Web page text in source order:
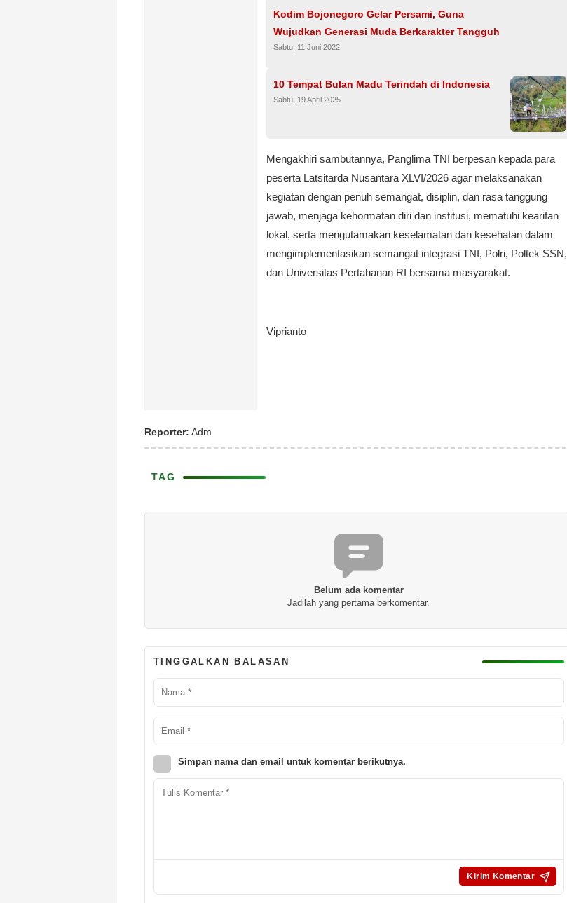
Kodim Bojonegoro Gelar Persami, Guna
Wujudkan Generasi Muda Berkarakter Tangguh
Sabtu, 11 Juni 2022
10 Tempat Bulan Madu Terindah di Indonesia
Sabtu, 19 April 2025
Mengakhiri sambutannya, Panglima TNI berpesan kepada para
peserta Latsitarda Nusantara XLVI/2026 agar melaksanakan
kegiatan dengan penuh semangat, disiplin, dan rasa tanggung
jawab, menjaga kehormatan diri dan institusi, mematuhi kearifan
lokal, serta mengutamakan keselamatan dan kesehatan dalam
mengimplementasikan semangat integrasi TNI, Polri, Poltek SSN,
dan Universitas Pertahanan RI bersama masyarakat.
Viprianto
Reporter: Adm
TAG
Belum ada komentar
Jadilah yang pertama berkomentar.
TINGGALKAN BALASAN
Simpan nama dan email untuk komentar berikutnya.